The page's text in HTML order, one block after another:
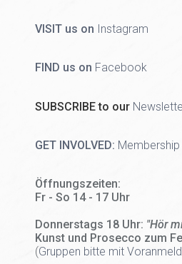
VISIT us on Instagram
FIND us on Facebook
SUBSCRIBE to our
GET INVOLVED:
Öffnungszeiten:
Fr - So 14 - 17 Uhr
Donnerstags 18 Uhr: "Hör
Kunst und Prosecco zum
(Gruppen bitte mit